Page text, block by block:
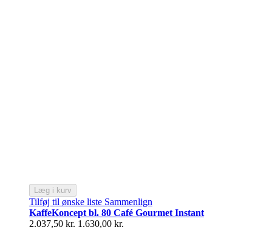
Læg i kurv
Tilføj til ønske liste Sammenlign
KaffeKoncept bl. 80 Café Gourmet Instant
2.037,50 kr. 1.630,00 kr.